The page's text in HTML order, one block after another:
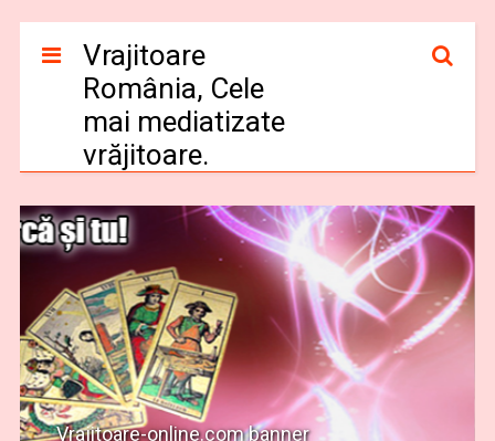
Vrajitoare
România, Cele
mai mediatizate
vrăjitoare.
Vrajitoare-online.com banner